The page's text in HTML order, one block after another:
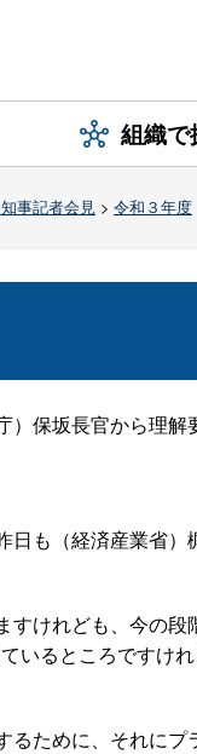
組織で
事記者会見 > 令和３年度
保坂長官から理
も（経済産業省
けれども、今の
いるところですけ
ために、それに